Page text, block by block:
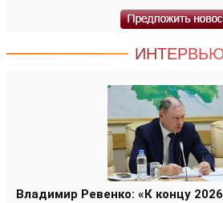
Владимир Ревенко: «К концу